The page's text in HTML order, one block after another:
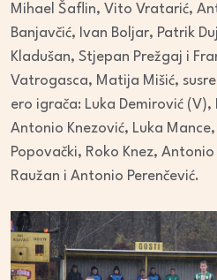
Mihael Šaflin, Vito Vratarić,
Banjavčić, Ivan Boljar, Patrik
Kladušan, Stjepan Prežgaj i
Vatrogasca, Matija Mišić,
ero igrača: Luka Demirović
Antonio Knezović, Luka
Popovački, Roko Knez,
Raužan i Antonio Perenčević.